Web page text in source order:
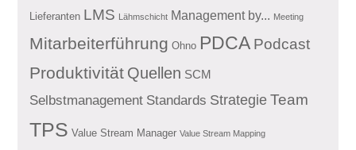
Lieferanten LMS Lähmschicht Management by... Meeting
Mitarbeiterführung Ohno PDCA Podcast
Produktivität Quellen SCM
Selbstmanagement Standards Strategie Team
TPS Value Stream Manager Value Stream Mapping